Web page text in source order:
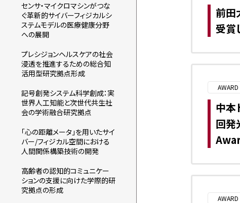
センサ・マイクロマシンがつな
ぐ革新的サイバーフィジカルシ
ステムモデルの医療健康分野
への展開
プレシジョンヘルスケアの社会
浸透を推進するための総合知
活用型研究拠点形成
記号創発システム科学創成：実
世界人工知能と次世代共生社
会の学術融合研究拠点
「心の距離メータ」を用いたサイ
バー/フィジカル空間における
人間関係構築技術の開発
高齢者の認知的コミュニケー
ションの支援に向けた学際的研
究拠点の形成
前田
受賞
AWARD
中
回発
AWARD